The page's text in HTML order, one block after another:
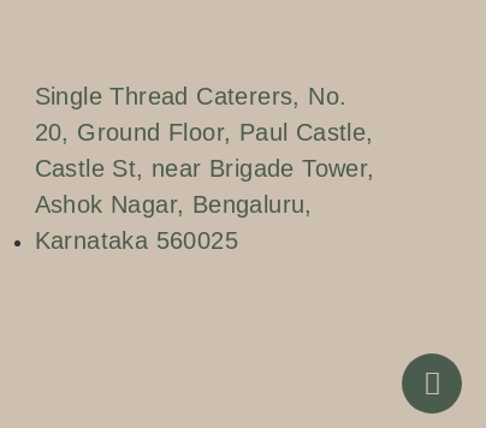
Single Thread Caterers, No.
20, Ground Floor, Paul Castle,
Castle St, near Brigade Tower,
Ashok Nagar, Bengaluru,
Karnataka 560025